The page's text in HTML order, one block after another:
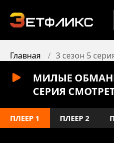
Главная 3 сезон 5
МИЛЫЕ
СЕРИЯ
ПЛЕЕР 1 ПЛЕЕР 2